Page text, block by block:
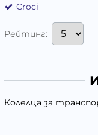
Croci
Рейтинг:
Колелца за